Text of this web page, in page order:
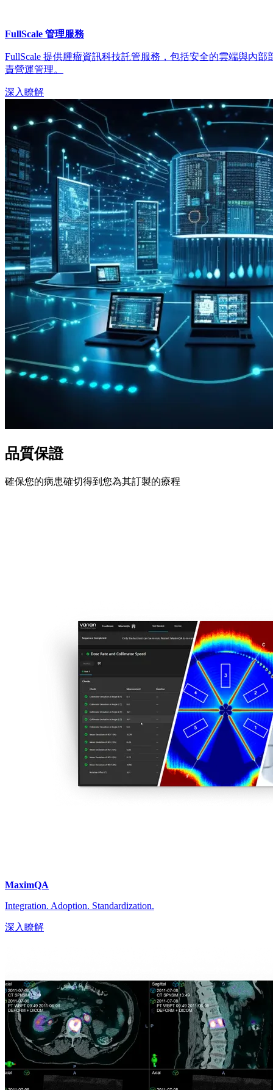
FullScale 管理服務
FullScale 提供腫瘤資訊科技託管服務，包括安全的雲端與內
責營運管理。
深入瞭解
品質保證
確保您的病患確切得到您為其訂製的療程
MaximQA
Integration. Adoption. Standardization.
深入瞭解